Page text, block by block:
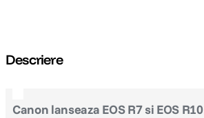
3. trepied telefon
Descriere
Canon lanseaza EOS R7 si EOS R10